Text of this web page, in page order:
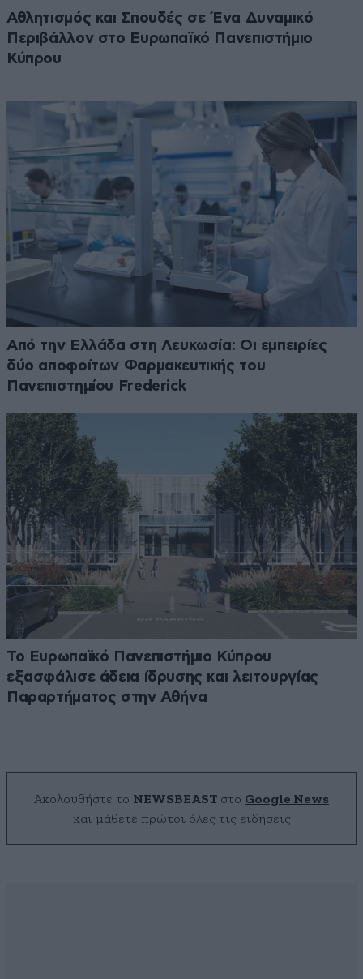
Αθλητισμός και Σπουδές σε Ένα Δυναμικό
Περιβάλλον στο Ευρωπαϊκό Πανεπιστήμιο
Κύπρου
Από την Ελλάδα στη Λευκωσία: Οι εμπειρίες
δύο αποφοίτων Φαρμακευτικής του
Πανεπιστημίου Frederick
Το Ευρωπαϊκό Πανεπιστήμιο Κύπρου
εξασφάλισε άδεια ίδρυσης και λειτουργίας
Παραρτήματος στην Αθήνα
Ακολουθήστε το NEWSBEAST στο Google News
και μάθετε πρώτοι όλες τις ειδήσεις